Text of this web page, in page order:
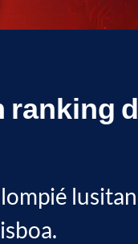
ranking